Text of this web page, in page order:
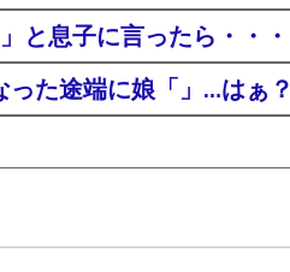
と息子に言ったら・・・
た途端に娘「」…はぁ？